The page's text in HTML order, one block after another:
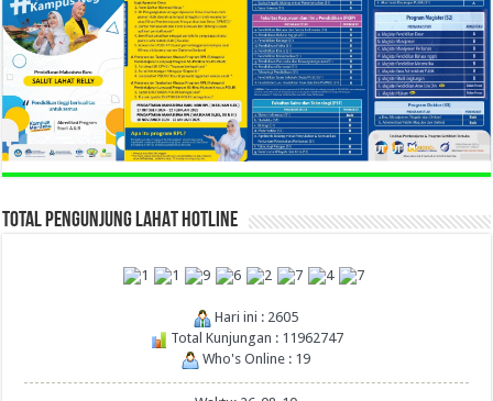
TOTAL PENGUNJUNG LAHAT HOTLINE
Hari ini : 2605
Total Kunjungan : 11962747
Who's Online : 19